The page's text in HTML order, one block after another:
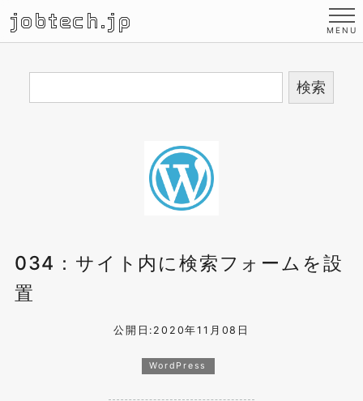
jobtech.jp
034：サイト内に検索フォームを設
置
公開日:2020年11月08日
WordPress